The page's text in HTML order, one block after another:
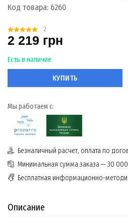
Код товара: 6260
2
2 219 грн
Есть в наличие
КУПИТЬ
Мы работаем с:
Безналичный расчет, оплата по
Минимальная сумма заказа — 30 000
Бесплатная информационно-
Описание